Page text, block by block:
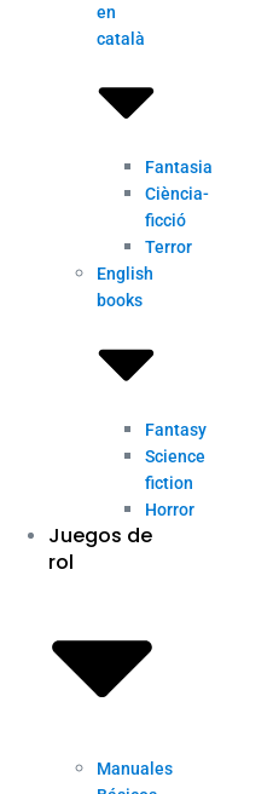
en
català
Fantasia
Ciència-
ficció
Terror
English
books
Fantasy
Science
fiction
Horror
Juegos de
rol
Manuales